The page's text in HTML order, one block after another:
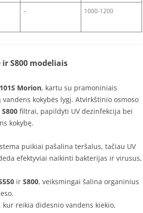
– 1000-1200
S800 modeliais
101S Morion, kartu su pramoniniais
kokybės lygį. Atvirkštinio osmoso
S800 filtrai, papildyti UV dezinfekcija bei
kokybę.
puikiai pašalina teršalus, tačiau UV
efektyviai naikinti bakterijas ir virusus,
ir S800, veiksmingai šalina organinius
kur reikia didesnio vandens kiekio,